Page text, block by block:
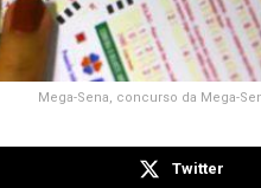
Mega-Sena, concurso da Mega-
Twitter